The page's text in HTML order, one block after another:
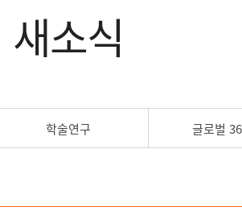
새소식
학술연구 글로벌